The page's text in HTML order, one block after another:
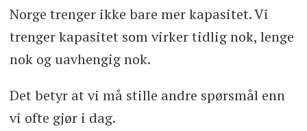
Norge trenger ikke bare mer kapasitet. Vi
trenger kapasitet som virker tidlig nok, lenge
nok og uavhengig nok.
Det betyr at vi må stille andre spørsmål enn
vi ofte gjør i dag.